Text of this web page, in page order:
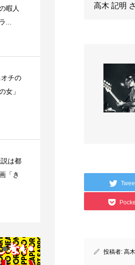
高木 記明
投稿者:高
暇人
...
チの
女」
は都
「き